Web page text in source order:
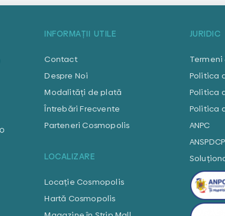
INFORMAȚII UTILE
Contact
Despre Noi
Modalități de plată
Întrebări Frecvente
Parteneri Cosmopolis
LOCALIZARE
Locație Cosmopolis
Hartă Cosmopolis
JURIDIC
Politica
Politica
Politica
ANPC
ANSPDCP